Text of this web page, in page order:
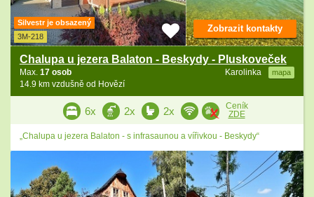
Silvestr je obsazený
3M-218
Chalupa u jezera Balaton - Beskydy - Pluskoveček
Karolinka mapa
Max. 17 osob
14.9 km vzdušně od Hovězí
Zobrazit kontakty
6x 2x 2x
Ceník
ZDE
„Chalupa u jezera Balaton - s infrasaunou a vířivkou - Beskydy“